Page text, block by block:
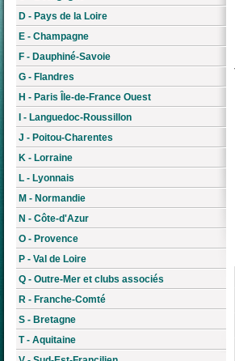
D - Pays de la Loire
E - Champagne
F - Dauphiné-Savoie
G - Flandres
H - Paris Île-de-France Ouest
I - Languedoc-Roussillon
J - Poitou-Charentes
K - Lorraine
L - Lyonnais
M - Normandie
N - Côte-d'Azur
O - Provence
P - Val de Loire
Q - Outre-Mer et clubs associés
R - Franche-Comté
S - Bretagne
T - Aquitaine